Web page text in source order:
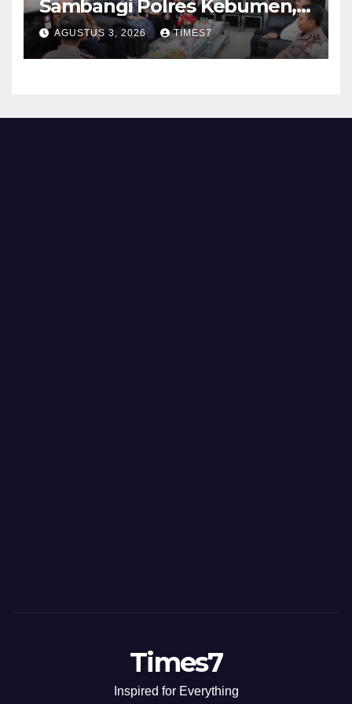
Sambangi Polres Kebumen,
Pererat Silaturahmi
AGUSTUS 3, 2026 TIMES7
Times7
Inspired for Everything